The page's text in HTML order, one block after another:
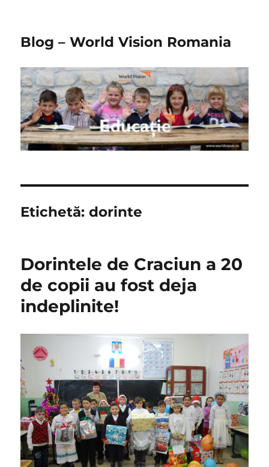
Blog – World Vision Romania
Etichetă:dorinte
Dorintele de Craciun a 20
de copii au fost deja
indeplinite!